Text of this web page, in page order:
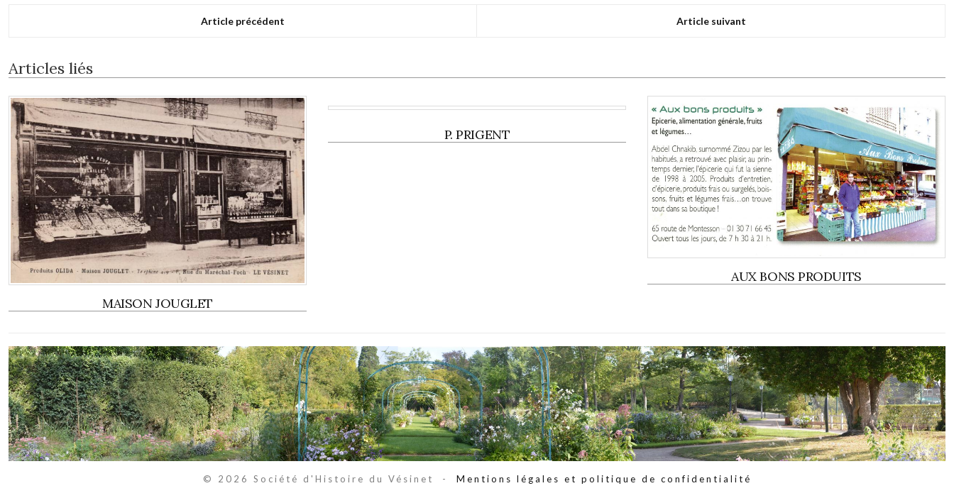
Article précédent Article suivant
Articles liés
MAISON JOUGLET
P. PRIGENT
AUX BONS PRODUITS
© 2026 Société d'Histoire du Vésinet - Mentions légales et politique de confidentialité